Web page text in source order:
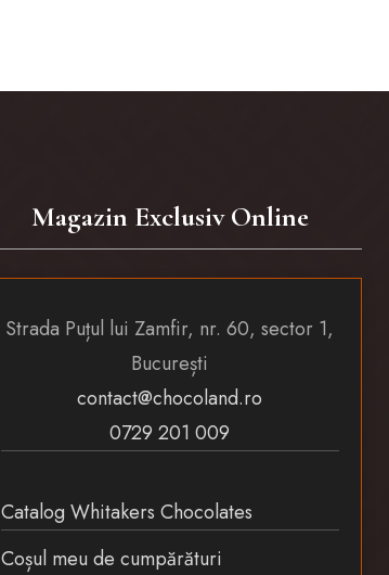
Magazin Exclusiv Online
Strada Puțul lui Zamfir, nr. 60, sector 1,
București
contact@chocoland.ro
0729 201 009
Catalog Whitakers Chocolates
Coșul meu de cumpărături